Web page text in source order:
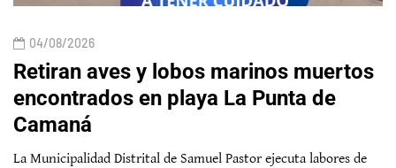
04/08/2026
Retiran aves y lobos marinos muertos
encontrados en playa La Punta de
Camaná
La Municipalidad Distrital de Samuel Pastor ejecuta labores de